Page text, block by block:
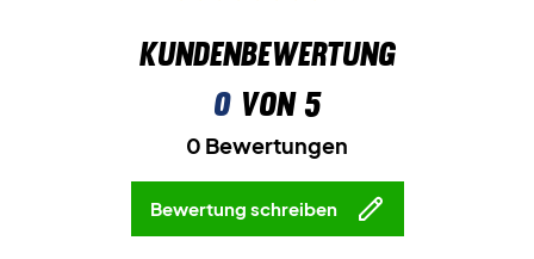
Kundenbewertung
0von 5
0 Bewertungen
Bewertung schreiben